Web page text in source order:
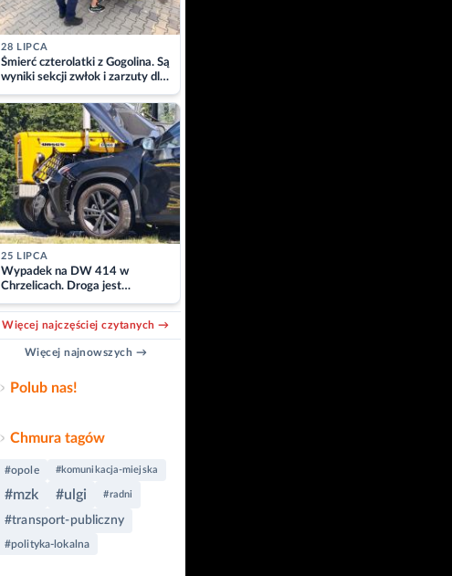
28 LIPCA
Śmierć czterolatki z Gogolina. Są
wyniki sekcji zwłok i zarzuty dla
matki
25 LIPCA
Wypadek na DW 414 w
Chrzelicach. Droga jest
zablokowana
Więcej najczęściej czytanych →
Więcej najnowszych →
Polub nas!
Chmura tagów
#opole #komunikacja-miejska
#mzk #ulgi #radni
#transport-publiczny
#polityka-lokalna